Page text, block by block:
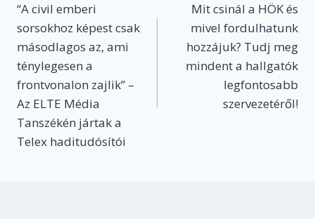
navigation
“A civil emberi
sorsokhoz képest csak
másodlagos az, ami
ténylegesen a
frontvonalon zajlik” –
Az ELTE Média
Tanszékén jártak a
Telex haditudósítói
Mit csinál a HÖK és
mivel fordulhatunk
hozzájuk? Tudj meg
mindent a hallgatók
legfontosabb
szervezetéről!